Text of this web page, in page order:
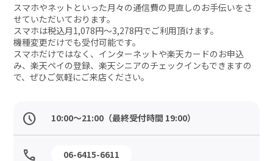
スマホやネットといった月々の通信費の見直しのお手伝いをさ
せていただいております。
スマホは税込月1,078円～3,278円でご利用頂けます。
機種変更だけでも受付可能です。
スマホだけではなく、インターネットや楽天カードのお申込
み、楽天ペイの登録、楽天シニアのチェックインもできますの
で、ぜひご気軽にご来店ください。
10:00～21:00（最終受付時間 19:00）
06-6415-6611